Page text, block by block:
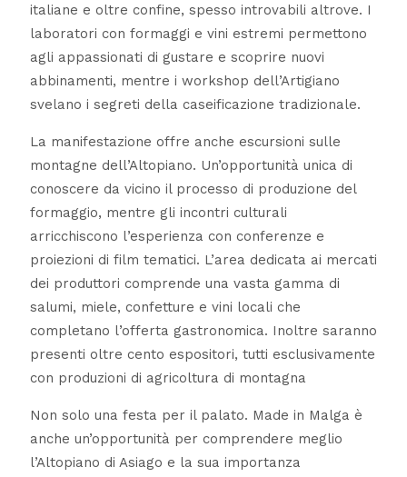
italiane e oltre confine, spesso introvabili altrove. I
laboratori con formaggi e vini estremi permettono
agli appassionati di gustare e scoprire nuovi
abbinamenti, mentre i workshop dell’Artigiano
svelano i segreti della caseificazione tradizionale.
La manifestazione offre anche escursioni sulle
montagne dell’Altopiano. Un’opportunità unica di
conoscere da vicino il processo di produzione del
formaggio, mentre gli incontri culturali
arricchiscono l’esperienza con conferenze e
proiezioni di film tematici. L’area dedicata ai mercati
dei produttori comprende una vasta gamma di
salumi, miele, confetture e vini locali che
completano l’offerta gastronomica. Inoltre saranno
presenti oltre cento espositori, tutti esclusivamente
con produzioni di agricoltura di montagna
Non solo una festa per il palato. Made in Malga è
anche un’opportunità per comprendere meglio
l’Altopiano di Asiago e la sua importanza